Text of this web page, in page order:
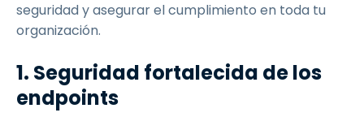
seguridad y asegurar el cumplimiento en toda tu
organización.
1. Seguridad fortalecida de los
endpoints